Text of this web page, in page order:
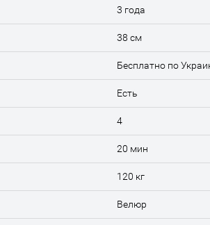
3 года
38 см
Бесплатно по
Есть
4
20 мин
120 кг
Велюр